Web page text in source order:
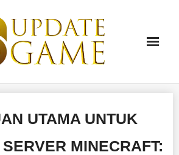
UTAMA UNTUK
MINECRAFT: